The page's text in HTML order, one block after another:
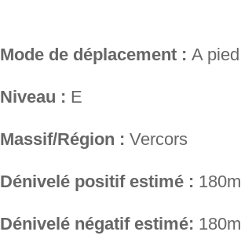
Mode de déplacement : A pied
Niveau : E
Massif/Région : Vercors
Dénivelé positif estimé : 180m
Dénivelé négatif estimé: 180m